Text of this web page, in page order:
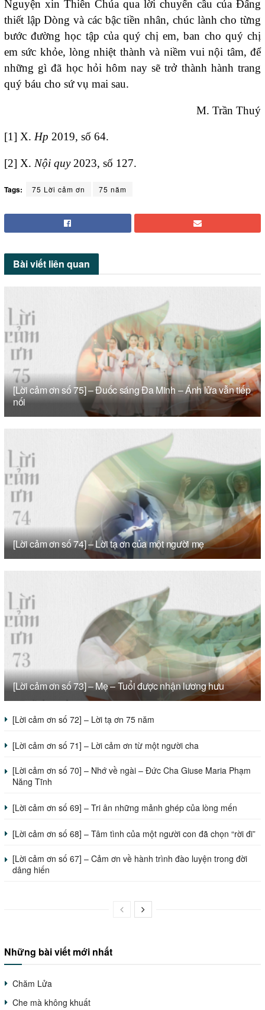
Nguyện xin Thiên Chúa qua lời chuyển cầu của Đấng
thiết lập Dòng và các bậc tiền nhân, chúc lành cho từng
bước đường học tập của quý chị em, ban cho quý chị
em sức khỏe, lòng nhiệt thành và niềm vui nội tâm, để
những gì đã học hỏi hôm nay sẽ trở thành hành trang
quý báu cho sứ vụ mai sau.
M. Trần Thuý
[1] X. Hp 2019, số 64.
[2] X. Nội quy 2023, số 127.
Tags: 75 Lời cảm ơn 75 năm
Bài viết liên quan
[Lời cảm ơn số 75] – Đuốc sáng Đa Minh – Ánh lửa vẫn tiếp
nối
[Lời cảm ơn số 74] – Lời tạ ơn của một người mẹ
[Lời cảm ơn số 73] – Mẹ – Tuổi được nhận lương hưu
[Lời cảm ơn số 72] – Lời tạ ơn 75 năm
[Lời cảm ơn số 71] – Lời cảm ơn từ một người cha
[Lời cảm ơn số 70] – Nhớ về ngài – Đức Cha Giuse Maria Phạm
Năng Tĩnh
[Lời cảm ơn số 69] – Tri ân những mảnh ghép của lòng mến
[Lời cảm ơn số 68] – Tâm tình của một người con đã chọn “rời đi”
[Lời cảm ơn số 67] – Cảm ơn về hành trình đào luyện trong đời
dâng hiến
Những bài viết mới nhất
Chăm Lửa
Che mà không khuất